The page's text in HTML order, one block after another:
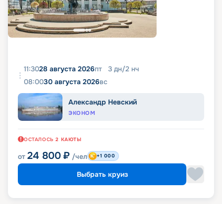
11:3028 августа 2026пт 3 дн/2 нч
08:0030 августа 2026вс
Александр Невский
ЭКОНОМ
ОСТАЛОСЬ 2 КАЮТЫ
от 24 800 ₽ /чел +1 000
Выбрать круиз